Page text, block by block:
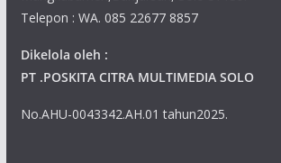
Telepon : WA. 085 22677 8857
Dikelola oleh :
PT .POSKITA CITRA MULTIMEDIA SOLO
No.AHU-0043342.AH.01 tahun2025.